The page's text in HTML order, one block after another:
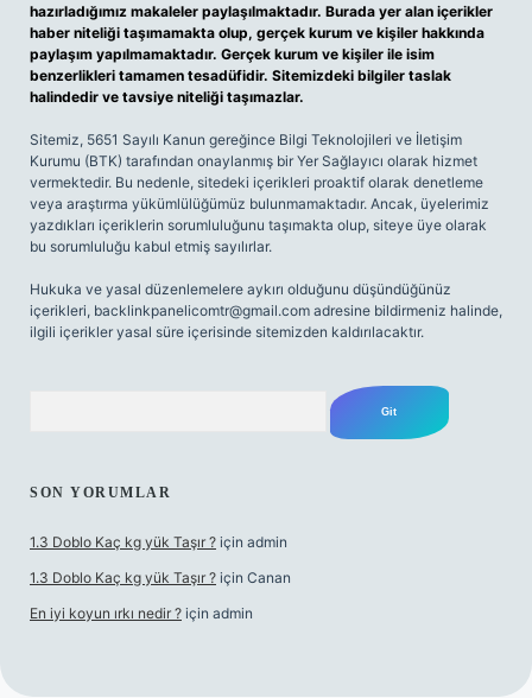
hazırladığımız makaleler paylaşılmaktadır. Burada yer alan içerikler
haber niteliği taşımamakta olup, gerçek kurum ve kişiler hakkında
paylaşım yapılmamaktadır. Gerçek kurum ve kişiler ile isim
benzerlikleri tamamen tesadüfidir. Sitemizdeki bilgiler taslak
halindedir ve tavsiye niteliği taşımazlar.
Sitemiz, 5651 Sayılı Kanun gereğince Bilgi Teknolojileri ve İletişim
Kurumu (BTK) tarafından onaylanmış bir Yer Sağlayıcı olarak hizmet
vermektedir. Bu nedenle, sitedeki içerikleri proaktif olarak denetleme
veya araştırma yükümlülüğümüz bulunmamaktadır. Ancak, üyelerimiz
yazdıkları içeriklerin sorumluluğunu taşımakta olup, siteye üye olarak
bu sorumluluğu kabul etmiş sayılırlar.
Hukuka ve yasal düzenlemelere aykırı olduğunu düşündüğünüz
içerikleri, backlinkpanelicomtr@gmail.com adresine bildirmeniz halinde,
ilgili içerikler yasal süre içerisinde sitemizden kaldırılacaktır.
SON YORUMLAR
1.3 Doblo Kaç kg yük Taşır ? için admin
1.3 Doblo Kaç kg yük Taşır ? için Canan
En iyi koyun ırkı nedir ? için admin